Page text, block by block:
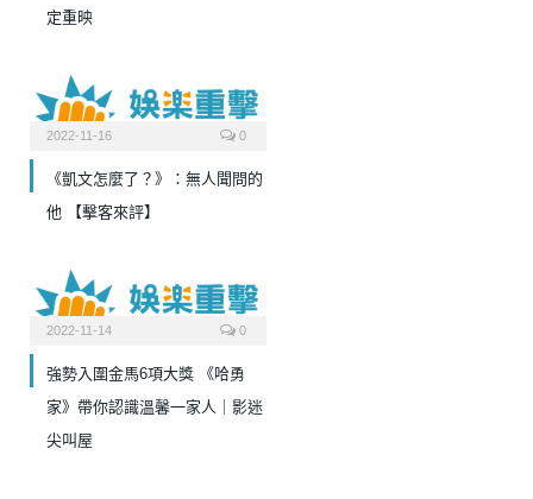
定重映
2022-11-16 0
《凱文怎麼了？》：無人聞問的
他 【擊客來評】
2022-11-14 0
強勢入圍金馬6項大獎 《哈勇
家》帶你認識溫馨一家人｜影迷
尖叫屋